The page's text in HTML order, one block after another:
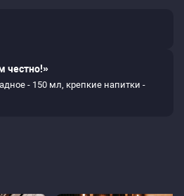
честно!»
- 150 мл, крепкие напитки -